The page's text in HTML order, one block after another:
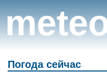
Погода сейчас